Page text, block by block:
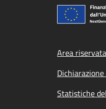
Area riservata
Statistiche